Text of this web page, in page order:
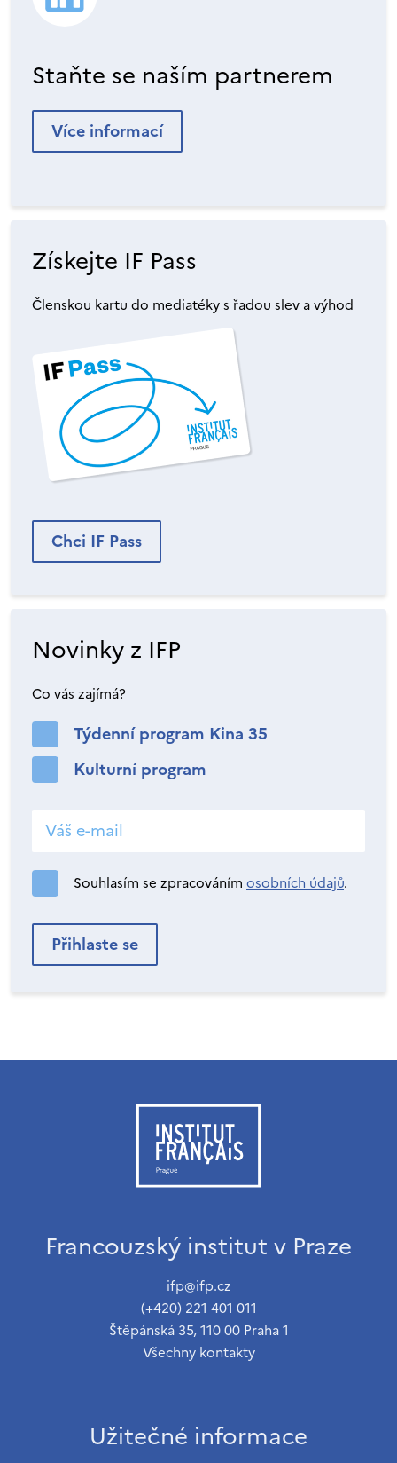
Staňte se naším partnerem
Více informací
Získejte IF Pass
Členskou kartu do mediatéky s řadou slev a výhod
Chci IF Pass
Novinky z IFP
Co vás zajímá?
Týdenní program Kina 35
Kulturní program
Souhlasím se zpracováním osobních údajů.
Francouzský institut v Praze
ifp@ifp.cz
(+420) 221 401 011
Štěpánská 35, 110 00 Praha 1
Všechny kontakty
Užitečné informace